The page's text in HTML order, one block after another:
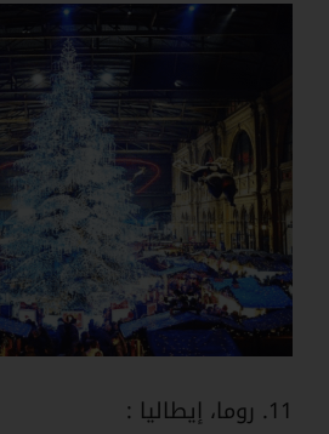
11. روما، إيطاليا :